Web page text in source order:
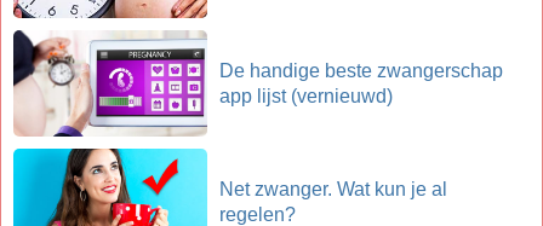
De handige beste zwangerschap
app lijst (vernieuwd)
Net zwanger. Wat kun je al
regelen?